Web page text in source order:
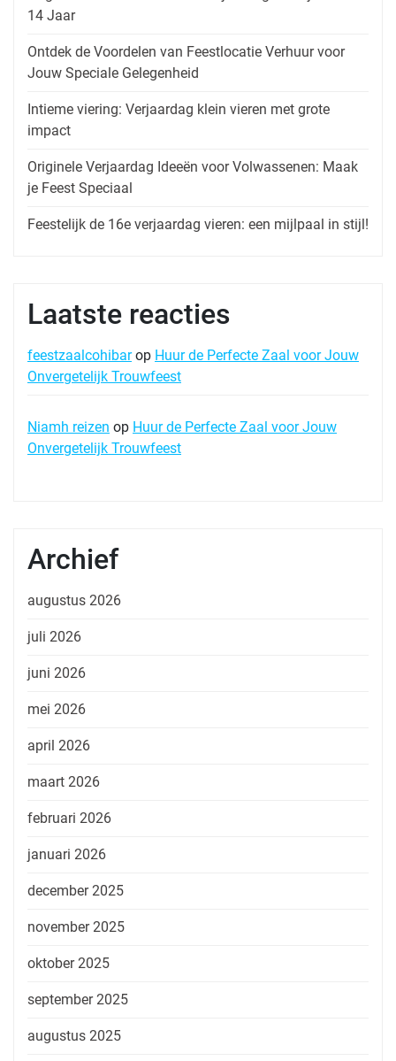
14 Jaar
Ontdek de Voordelen van Feestlocatie Verhuur voor
Jouw Speciale Gelegenheid
Intieme viering: Verjaardag klein vieren met grote
impact
Originele Verjaardag Ideeën voor Volwassenen: Maak
je Feest Speciaal
Feestelijk de 16e verjaardag vieren: een mijlpaal in stijl!
Laatste reacties
feestzaalcohibarop Huur de Perfecte Zaal voor Jouw
Onvergetelijk Trouwfeest
Niamh reizen op Huur de Perfecte Zaal voor Jouw
Onvergetelijk Trouwfeest
Archief
augustus 2026
juli 2026
juni 2026
mei 2026
april 2026
maart 2026
februari 2026
januari 2026
december 2025
november 2025
oktober 2025
september 2025
augustus 2025